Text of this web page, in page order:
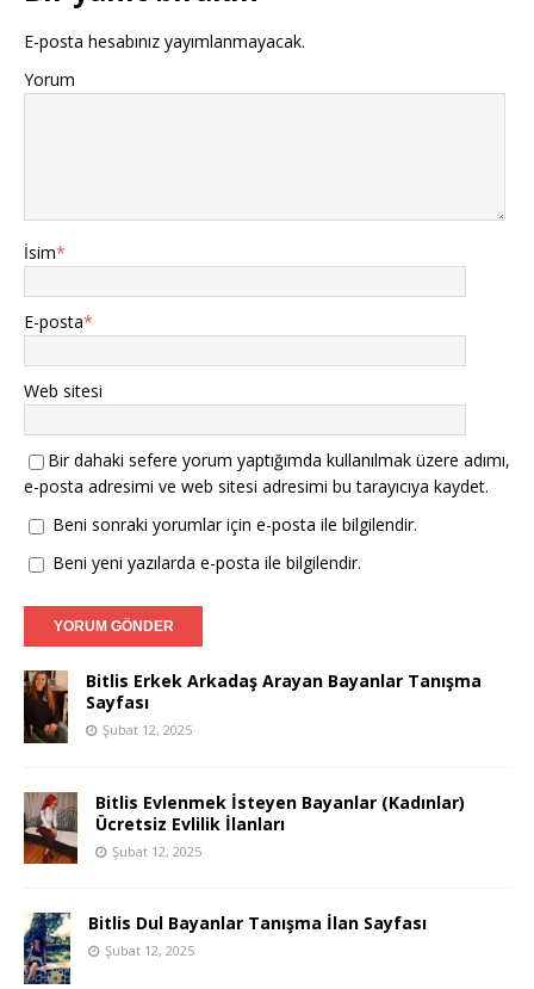
E-posta hesabınız yayımlanmayacak.
Yorum
İsim*
E-posta*
Web sitesi
Bir dahaki sefere yorum yaptığımda kullanılmak üzere adımı,
e-posta adresimi ve web sitesi adresimi bu tarayıcıya kaydet.
Beni sonraki yorumlar için e-posta ile bilgilendir.
Beni yeni yazılarda e-posta ile bilgilendir.
Bitlis Erkek Arkadaş Arayan Bayanlar Tanışma
Sayfası
Şubat 12, 2025
Bitlis Evlenmek İsteyen Bayanlar (Kadınlar)
Ücretsiz Evlilik İlanları
Şubat 12, 2025
Bitlis Dul Bayanlar Tanışma İlan Sayfası
Şubat 12, 2025